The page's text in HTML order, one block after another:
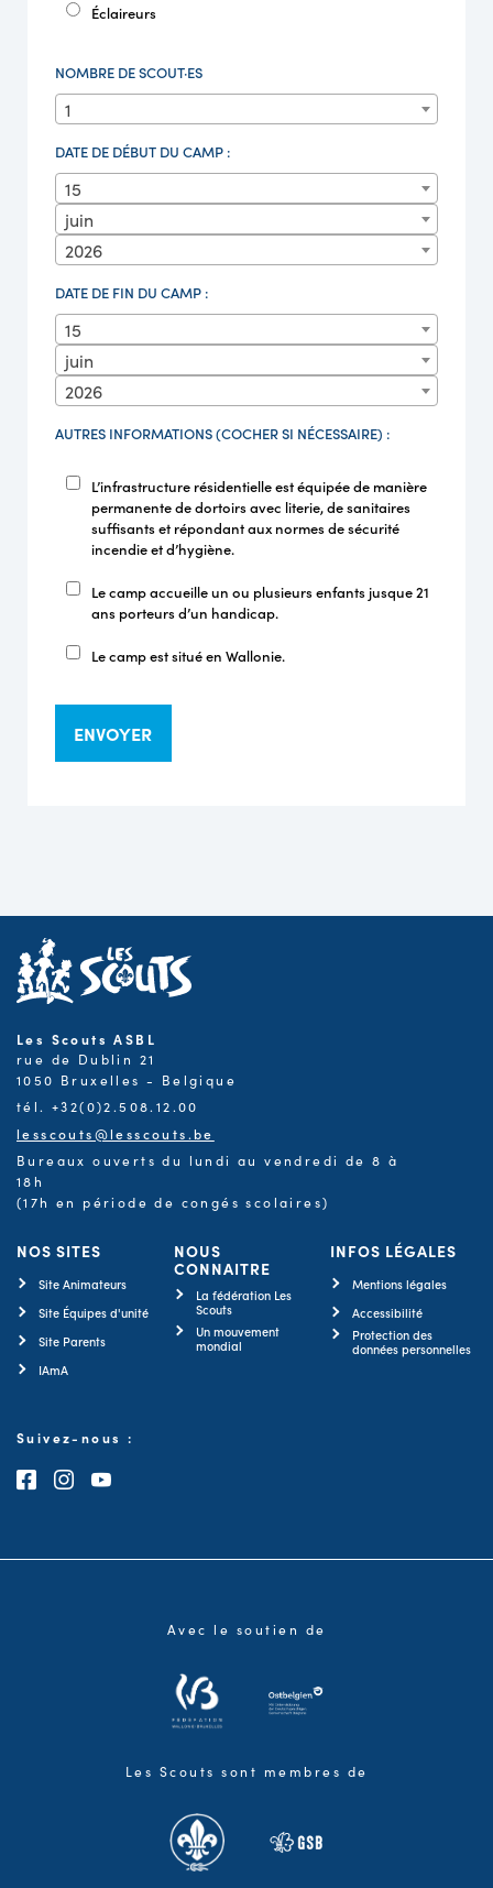
Éclaireurs
NOMBRE DE SCOUT·ES
1
DATE DE DÉBUT DU CAMP :
15
juin
2026
DATE DE FIN DU CAMP :
15
juin
2026
AUTRES INFORMATIONS (COCHER SI NÉCESSAIRE) :
L’infrastructure résidentielle est équipée de manière
permanente de dortoirs avec literie, de sanitaires
suffisants et répondant aux normes de sécurité
incendie et d’hygiène.
Le camp accueille un ou plusieurs enfants jusque 21
ans porteurs d’un handicap.
Le camp est situé en Wallonie.
ENVOYER
Les Scouts ASBL
rue de Dublin 21
1050 Bruxelles - Belgique
tél. +32(0)2.508.12.00
lesscouts@lesscouts.be
Bureaux ouverts du lundi au vendredi de 8 à
18h
(17h en période de congés scolaires)
NOS SITES
Site Animateurs
Site Équipes d'unité
Site Parents
IAmA
NOUS
CONNAITRE
La fédération Les
Scouts
Un mouvement
mondial
INFOS LÉGALES
Mentions légales
Accessibilité
Protection des
données personnelles
Suivez-nous :
Consultez notre page Facebook
Consultez notre page Instagram
Consultez notre chaîne Youtube
Avec le soutien de
Les Scouts sont membres de